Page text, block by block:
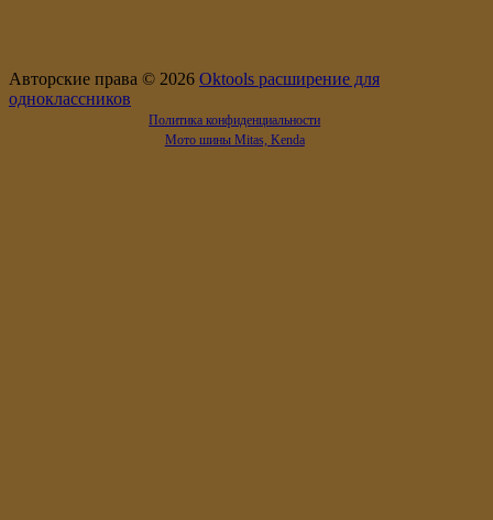
Авторские права © 2026 Oktools расширение для
одноклассников
Политика конфиденциальности
Мото шины Mitas, Kenda